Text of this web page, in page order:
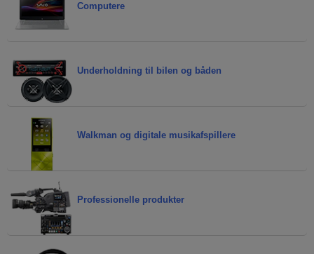
Computere
Underholdning til bilen og båden
Walkman og digitale musikafspillere
Professionelle produkter